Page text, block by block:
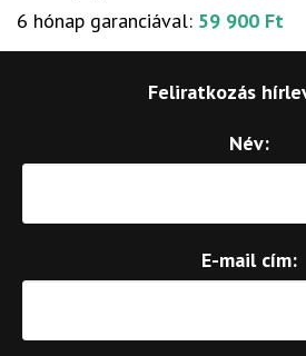
6 hónap garanciával: 59 900 Ft
Feliratkozás
Név:
E-mail cím: